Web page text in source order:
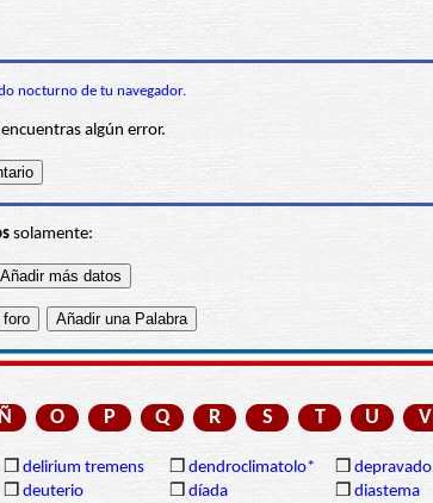
nocturno de tu navegador.
algún error.
solamente:
Ñ O P Q R S T U V
❒ delirium tremens ❒ dendroclimatolo* ❒ depravado
❒ deuterio ❒ díada ❒ diastema